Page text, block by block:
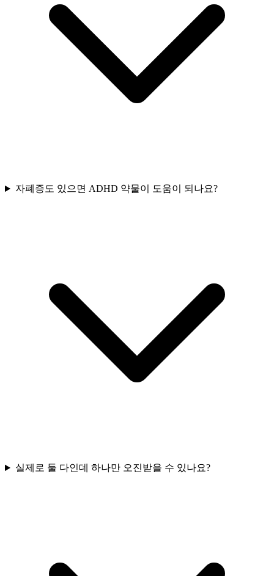
자폐증도 있으면 ADHD 약물이 도움이 되나요?
실제로 둘 다인데 하나만 오진받을 수 있나요?